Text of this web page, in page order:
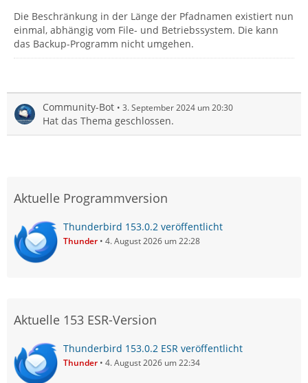
Die Beschränkung in der Länge der Pfadnamen existiert nun
einmal, abhängig vom File- und Betriebssystem. Die kann
das Backup-Programm nicht umgehen.
Community-Bot 3. September 2024 um 20:30
Hat das Thema geschlossen.
Aktuelle Programmversion
Thunderbird 153.0.2 veröffentlicht
Thunder 4. August 2026 um 22:28
Aktuelle 153 ESR-Version
Thunderbird 153.0.2 ESR veröffentlicht
Thunder 4. August 2026 um 22:34